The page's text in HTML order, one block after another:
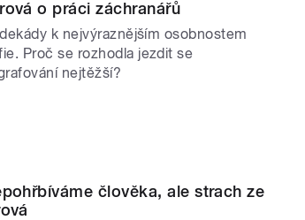
o práci záchranářů
k nejvýraznějším osobnostem
Proč se rozhodla jezdit se
nejtěžší?
člověka, ale strach ze